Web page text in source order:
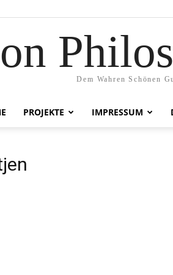
Dem Wahren Schönen
PROJEKTE IMPRESSUM